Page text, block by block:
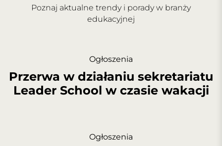
Poznaj aktualne trendy i porady w branży
edukacyjnej
Ogłoszenia
Przerwa w działaniu sekretariatu
Leader School w czasie wakacji
Ogłoszenia